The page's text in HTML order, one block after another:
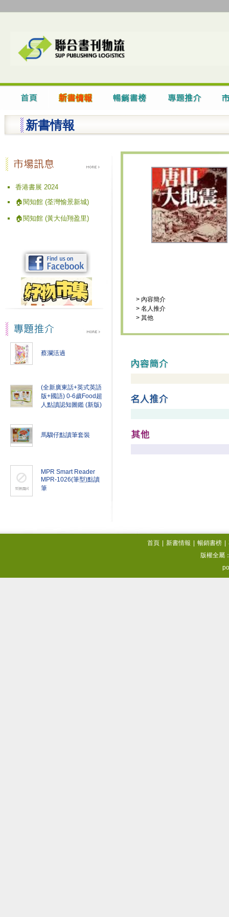
新書情報
香港書展 2024
🏠閱知館 (荃灣愉景新城)
🏠閱知館 (黃大仙翔盈里)
蔡瀾活過
(全新廣東話+英式英語
版+國語) 0-6歲Food超
人點讀認知圖鑑 (新版)
馬騮仔點讀筆套裝
MPR Smart Reader
MPR-1026(筆型)點讀
筆
> 內容簡介
> 名人推介
> 其他
首頁 新書情報 暢銷書榜
版權全屬